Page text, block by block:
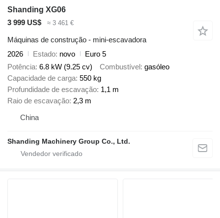
Shanding XG06
3 999 US$
≈ 3 461 €
Máquinas de construção - mini-escavadora
2026
Estado novo
Euro 5
Potência 6.8 kW (9.25 cv) Combustível gasóleo
Capacidade de carga 550 kg
Profundidade de escavação 1,1 m
Raio de escavação 2,3 m
China
Shanding Machinery Group Co., Ltd.